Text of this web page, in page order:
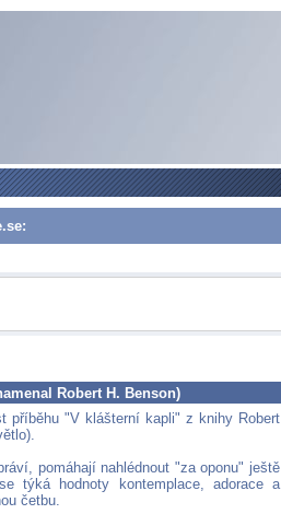
Robert H. Benson)
"V klášterní kapli" z knihy Robert
pomáhají nahlédnout "za oponu" ještě
týká hodnoty kontemplace, adorace a
četbu.